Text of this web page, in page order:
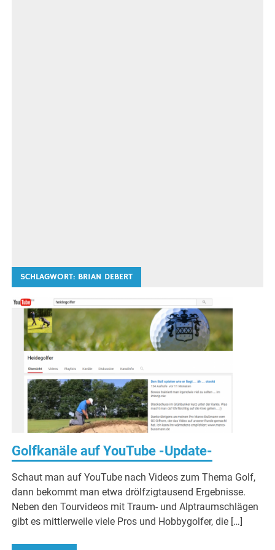
SCHLAGWORT: BRIAN DEBERT
Golfkanäle auf YouTube -Update-
Schaut man auf YouTube nach Videos zum Thema Golf,
dann bekommt man etwa drölfzigtausend Ergebnisse.
Neben den Tourvideos mit Traum- und Alptraumschlägen
gibt es mittlerweile viele Pros und Hobbygolfer, die […]